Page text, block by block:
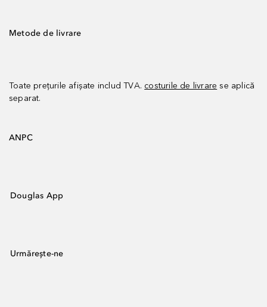
Metode de livrare
Toate prețurile afișate includ TVA. costurile de livrare se aplică
separat.
ANPC
Douglas App
Urmărește-ne